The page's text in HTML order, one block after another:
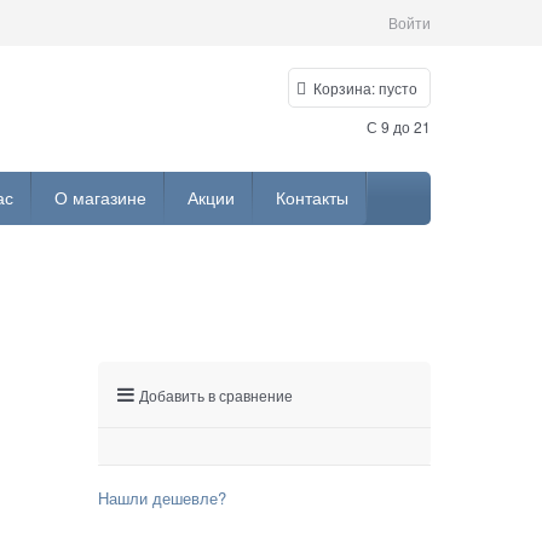
Войти
Корзина:пусто
С 9 до 21
О магазине Акции Контакты
Добавить в сравнение
Нашли дешевле?